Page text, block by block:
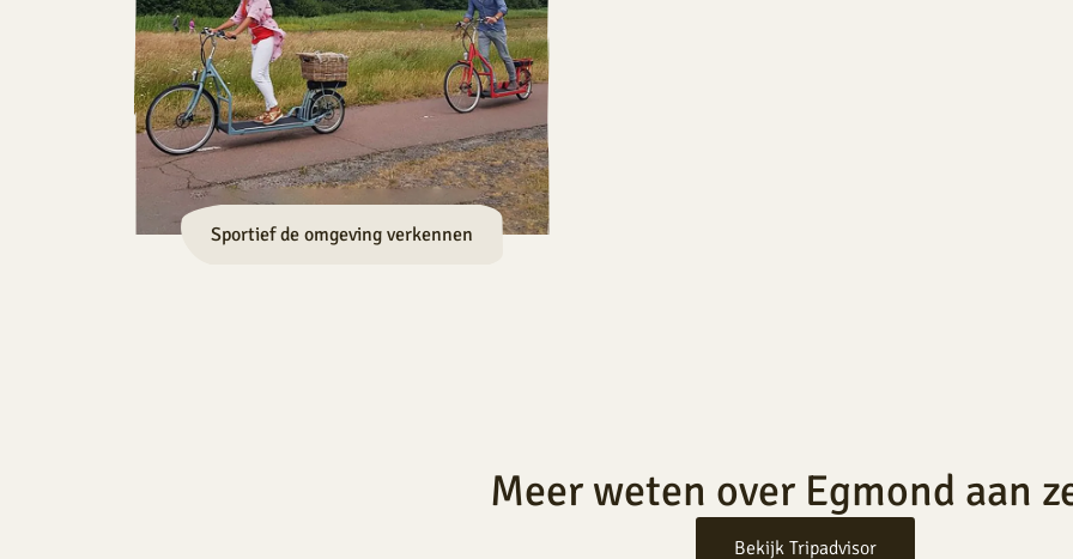
Sportief de omgeving verkennen
Meer weten over Egmond aan
Bekijk Tripadvisor